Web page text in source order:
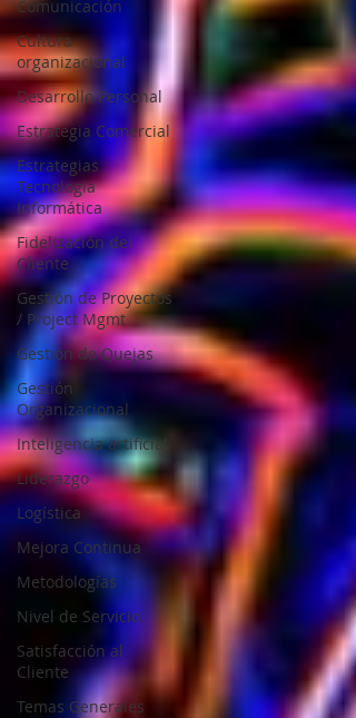
Comunicación
Cultura
organizacional
Desarrollo Personal
Estrategia Comercial
Estrategias
Tecnología
Informática
Fidelización del
Cliente
Gestión de Proyectos
/ Project Mgmt
Gestión de Quejas
Gestión
Organizacional
Inteligencia artificial
Liderazgo
Logística
Mejora Continua
Metodologías
Nivel de Servicio
Satisfacción al
Cliente
Temas Generales